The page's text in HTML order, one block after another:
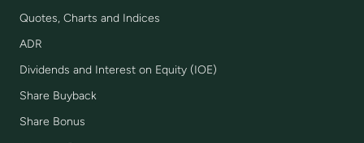
Quotes, Charts and Indices
ADR
Dividends and Interest on Equity (IOE)
Share Buyback
Share Bonus